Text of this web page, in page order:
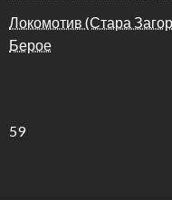
Локомотив (Стара
Берое
59